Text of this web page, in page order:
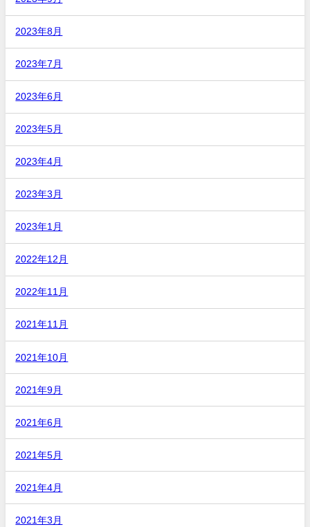
2023年8月
2023年7月
2023年6月
2023年5月
2023年4月
2023年3月
2023年1月
2022年12月
2022年11月
2021年11月
2021年10月
2021年9月
2021年6月
2021年5月
2021年4月
2021年3月